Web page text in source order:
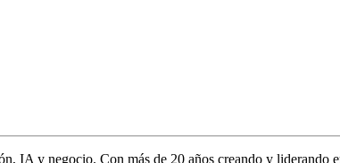
IA y negocio. Con más de 20 años creando y liderando